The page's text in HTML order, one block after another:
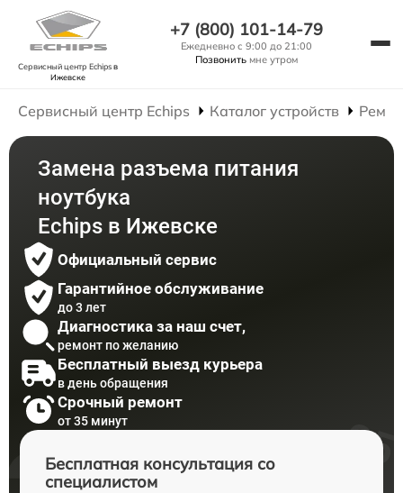
Сервисный центр Echipsв
Ижевске
+7 (800) 101-14-79
Ежедневно с 9:00 до 21:00
Позвонить мне утром
Сервисный центр Echips Каталог устройств
Замена разъема питания
ноутбука
Echips в Ижевске
Официальный сервис
Гарантийное обслуживание
до 3 лет
Диагностика за наш счет,
ремонт по желанию
Бесплатный выезд курьера
в день обращения
Срочный ремонт
от 35 минут
Бесплатная консультация со
специалистом